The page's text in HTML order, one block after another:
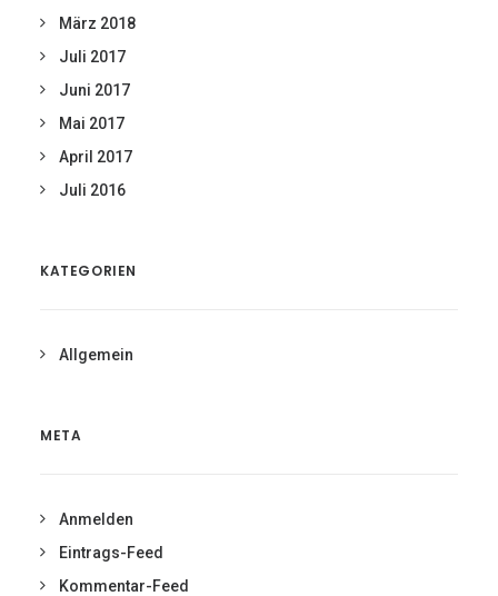
März 2018
Juli 2017
Juni 2017
Mai 2017
April 2017
Juli 2016
KATEGORIEN
Allgemein
META
Anmelden
Eintrags-Feed
Kommentar-Feed